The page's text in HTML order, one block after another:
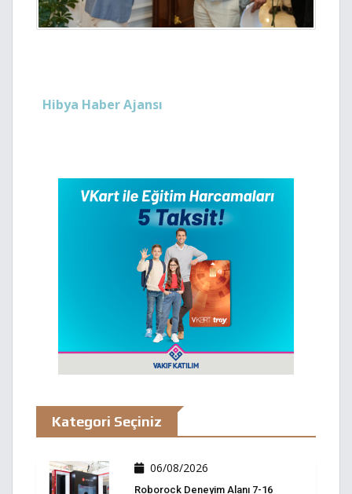
Hibya Haber Ajansı
Kategori Seçiniz
06/08/2026
Roborock Deneyim Alanı 7-16